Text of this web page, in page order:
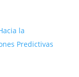
la
Predictivas